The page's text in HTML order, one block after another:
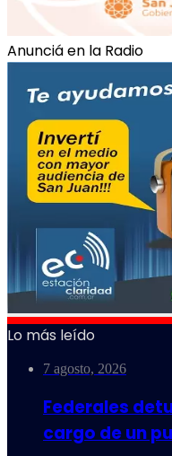
Anunciá en la Radio
Lo más leído
7 agosto, 2026
Federales
cargo de un